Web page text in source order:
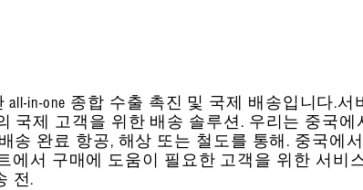
all-in-one 종합 수출 촉진 및 국제 배송입니다.서
국제 고객을 위한 배송 솔루션. 우리는 중국
송 완료 항공, 해상 또는 철도를 통해 . 중국에
에서 구매에 도움이 필요한 고객을 위한 서비스.
전.